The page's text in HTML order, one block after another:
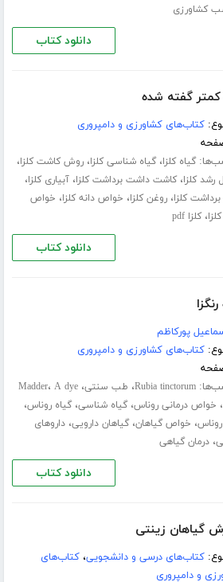
کشاورزی
دانلود کتاب
کمتر گفته شده
کتاب‌های کشاورزی و دامپروری
گیاه کلزا،گیاه شناسی کلزا،روش کاشت کلزا،
رشد کلزا،کاشت داشت برداشت کلزا،آبیاری کلزا،
برداشت کلزا،روغن کلزا، خواص دانه کلزا، خواص
،کلزا pdf
دانلود کتاب
پورکاظم
کتاب‌های کشاورزی و دامپروری
Rubia tinctorum، طب سنتی، Madder، A dye
، خواص درمانی روناس،گیاه شناسی،گیاه روناس،
، خواص گیاهان،گیاهان دارویی،داروهای
،درمان گیاهی
دانلود کتاب
گیاهان زینتی
کتاب‌های درسی و دانشجویی،کتاب‌های
و دامپروری